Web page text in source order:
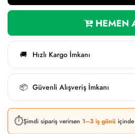
HEMEN
🚚 Hızlı Kargo İmkanı
📦 Güvenli Alışveriş İmkanı
⏱️Şimdi sipariş verirsen 1–3 iş günü